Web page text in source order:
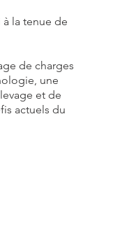
la tenue de
de charges
une
et de
actuels du